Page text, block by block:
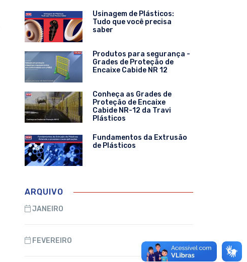
Usinagem de Plásticos:
Tudo que você precisa
saber
Produtos para segurança -
Grades de Proteção de
Encaixe Cabide NR 12
Conheça as Grades de
Proteção de Encaixe
Cabide NR-12 da Travi
Plásticos
Fundamentos da Extrusão
de Plásticos
ARQUIVO
JANEIRO
FEVEREIRO